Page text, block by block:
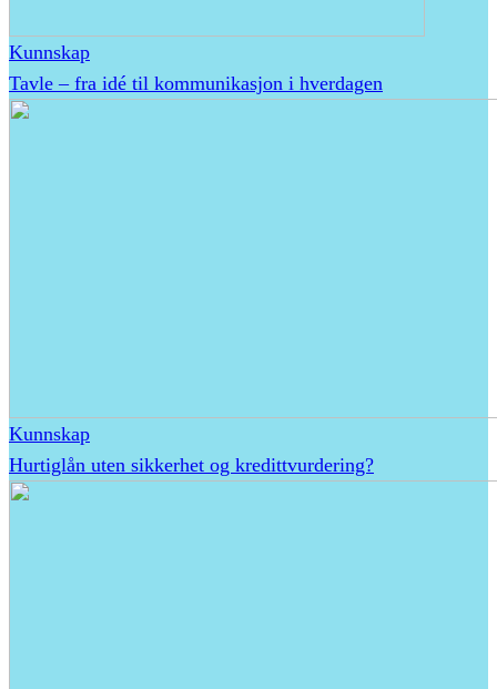
Kunnskap
Tavle – fra idé til kommunikasjon i hverdagen
Kunnskap
Hurtiglån uten sikkerhet og kredittvurdering?